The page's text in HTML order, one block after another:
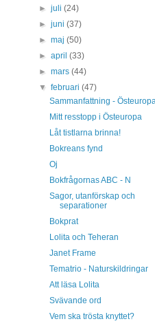
►juli(24)
►juni(37)
►maj(50)
►april(33)
►mars(44)
▼februari(47)
Sammanfattning -
Mitt resstopp i Östeuropa
Låt tistlarna brinna!
Bokreans fynd
Oj
Bokfrågornas ABC - N
Sagor, utanförskap och
separationer
Bokprat
Lolita och Teheran
Janet Frame
Tematrio - Naturskildringar
Att läsa Lolita
Svävande ord
Vem ska trösta knyttet?